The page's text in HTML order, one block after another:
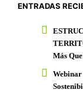
ENTRADAS
Más